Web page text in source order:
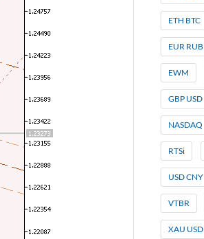
ETH BTC
EUR RUB
EWM
GBP USD
NASDAQ
RTSi
USD CNY
VTBR
XAU USD